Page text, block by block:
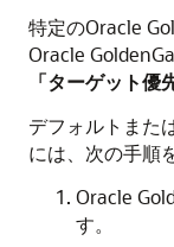
特定のOracle
Oracle
「ターゲット優
デフォルトまた
には、次の手順
Oracle
す。